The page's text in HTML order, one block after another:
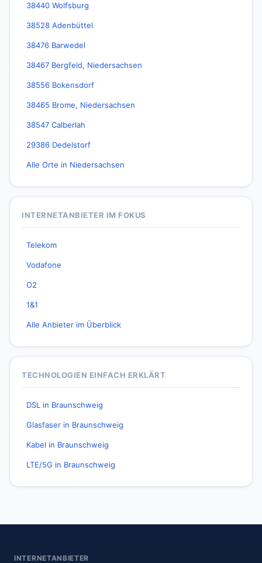
38440 Wolfsburg
38528 Adenbüttel
38476 Barwedel
38467 Bergfeld, Niedersachsen
38556 Bokensdorf
38465 Brome, Niedersachsen
38547 Calberlah
29386 Dedelstorf
Alle Orte in Niedersachsen
INTERNETANBIETER IM FOKUS
Telekom
Vodafone
O2
1&1
Alle Anbieter im Überblick
TECHNOLOGIEN EINFACH ERKLÄRT
DSL in Braunschweig
Glasfaser in Braunschweig
Kabel in Braunschweig
LTE/5G in Braunschweig
INTERNETANBIETER